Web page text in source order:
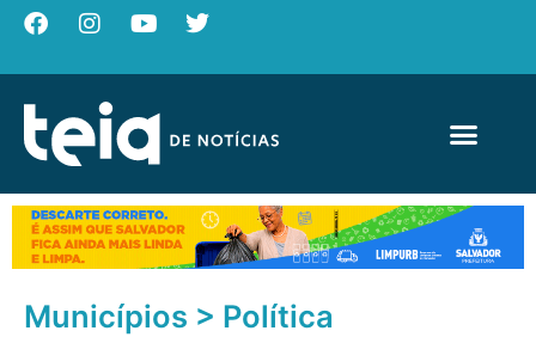
Municípios > Política